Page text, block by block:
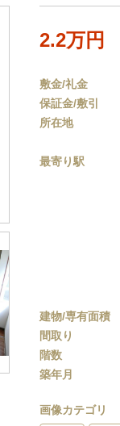
2.2万円
敷金/礼金
保証金/敷引
所在地
最寄り駅
建物/専有面積
間取り
階数
築年月
画像カテゴリ